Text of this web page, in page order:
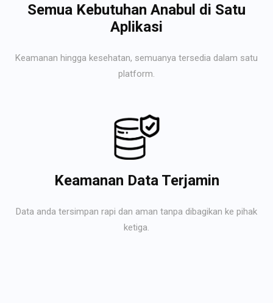
Semua Kebutuhan Anabul di Satu
Aplikasi
Keamanan hingga kesehatan, semuanya tersedia dalam satu
platform.
Keamanan Data Terjamin
Data anda tersimpan rapi dan aman tanpa dibagikan ke pihak
ketiga.